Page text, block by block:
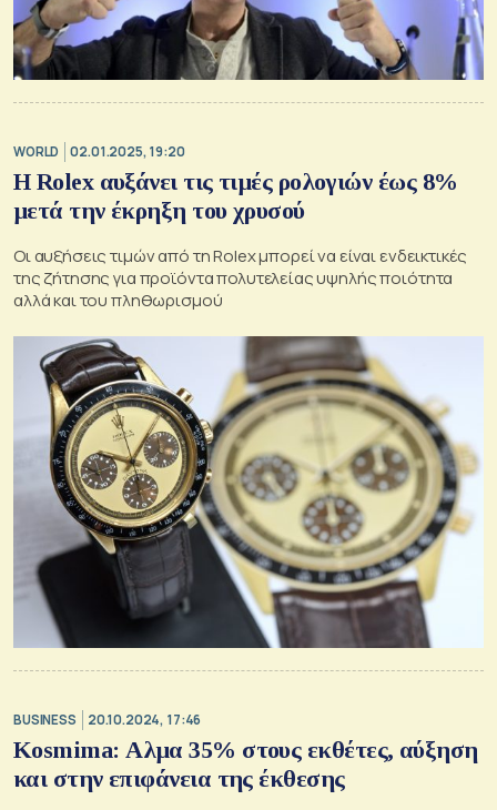
WORLD 02.01.2025, 19:20
Η Rolex αυξάνει τις τιμές ρολογιών έως 8%
μετά την έκρηξη του χρυσού
Οι αυξήσεις τιμών από τη Rolex μπορεί να είναι ενδεικτικές
της ζήτησης για προϊόντα πολυτελείας υψηλής ποιότητα
αλλά και του πληθωρισμού
BUSINESS 20.10.2024, 17:46
Kosmima: Αλμα 35% στους εκθέτες, αύξηση
και στην επιφάνεια της έκθεσης